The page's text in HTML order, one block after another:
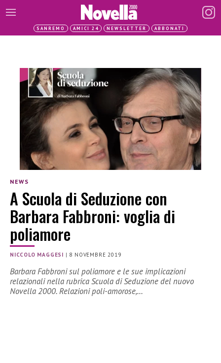
SANREMO AMICI 24 NEWSLETTER ABBONATI
NEWS
A Scuola di Seduzione con
Barbara Fabbroni: voglia di
poliamore
NICCOLO MAGGESI | 8 NOVEMBRE 2019
Barbara Fabbroni sul poliamore e le sue implicazioni
relazionali nella rubrica Scuola di Seduzione del nuovo
Novella 2000. Relazioni poli-amorose,…